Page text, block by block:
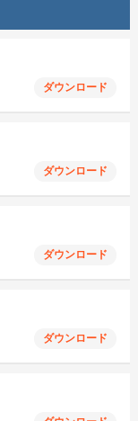
ダウンロード
ダウンロード
ダウンロード
ダウンロード